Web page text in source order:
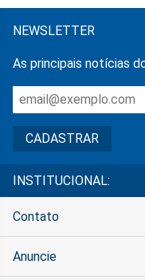
NEWSLETTER
As principais notícias
INSTITUCIONAL:
Contato
Anuncie